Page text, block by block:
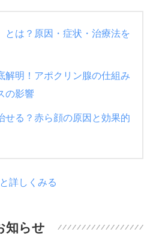
とは？原因・症状・治療法を
解明！アポクリン腺の仕組み
の影響
せる？赤ら顔の原因と効果的
詳しくみる
知らせ